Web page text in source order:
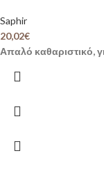
Saphir
20,02€
Απαλό καθαριστικό,